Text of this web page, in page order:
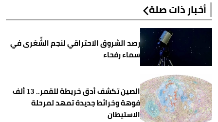
أخبار ذات صلة
رصد الشروق الاحتراقي لنجم الشِّعْرى في
سماء رفحاء
الصين تكشف أدق خريطة للقمر.. 13 ألف
فوهة وخرائط جديدة تمهد لمرحلة
الاستيطان